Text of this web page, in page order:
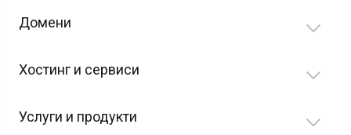
Домени
Хостинг и сервиси
Услуги и продукти